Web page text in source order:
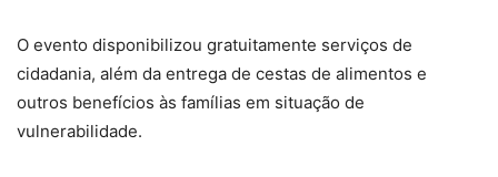
O evento disponibilizou gratuitamente serviços de
cidadania, além da entrega de cestas de alimentos e
outros benefícios às famílias em situação de
vulnerabilidade.